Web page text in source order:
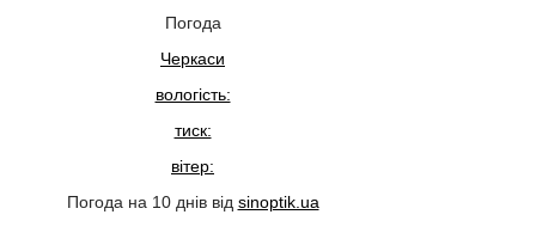
Погода
Черкаси
вологість:
тиск:
вітер:
Погода на 10 днів від sinoptik.ua